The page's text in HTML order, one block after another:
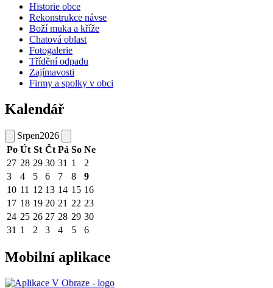
Historie obce
Rekonstrukce návse
Boží muka a kříže
Chatová oblast
Fotogalerie
Třídění odpadu
Zajímavosti
Firmy a spolky v obci
Kalendář
Srpen2026
Po Út St Čt Pá So Ne
27 28 29 30 31 1
2
3
4 5 6 7 8
9
10 11 12 13 14 15 16
17 18 19 20 21 22 23
24 25 26 27 28 29 30
31 1 2 3 4 5 6
Mobilní aplikace